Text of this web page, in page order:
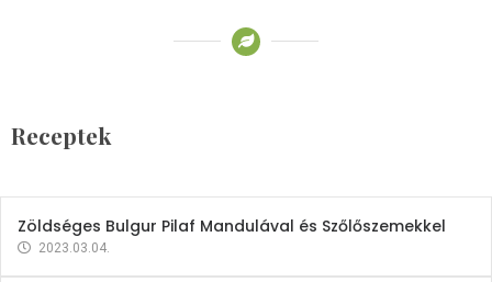
Receptek
2023.03.06.
Zöldséges Bulgur Pilaf Mandulával és Szőlőszemekkel
2023.03.04.